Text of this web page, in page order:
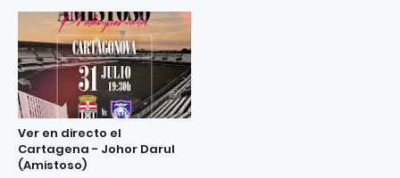
Ver en directo el
Cartagena - Johor Darul
(Amistoso)